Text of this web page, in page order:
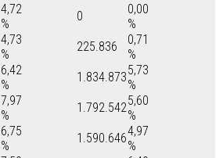
4,72
%
0
0,00
%
4,73
%
225.836
0,71
%
6,42
%
1.834.8735,73
%
7,97
%
1.792.5425,60
%
6,75
%
1.590.6464,97
%